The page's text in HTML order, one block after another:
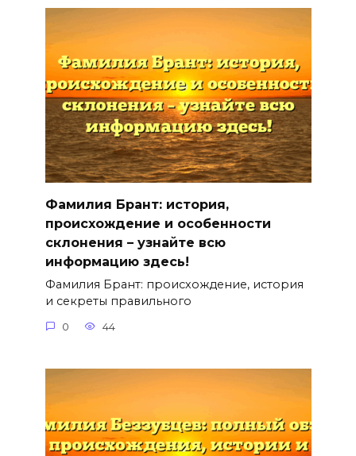
Фамилия Брант: история,
происхождение и особенности
склонения – узнайте всю
информацию здесь!
Фамилия Брант: происхождение, история
и секреты правильного
0 44